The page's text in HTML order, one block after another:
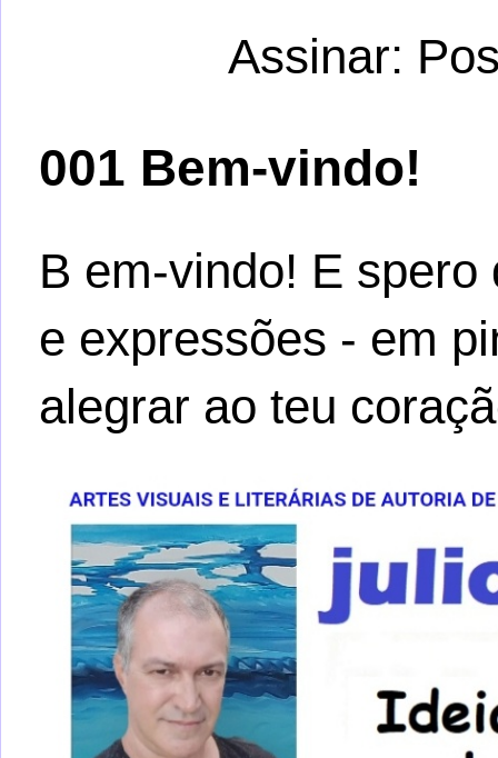
Assinar:
001 Bem-vindo!
B em-vindo! E
e expressões - em
alegrar ao teu